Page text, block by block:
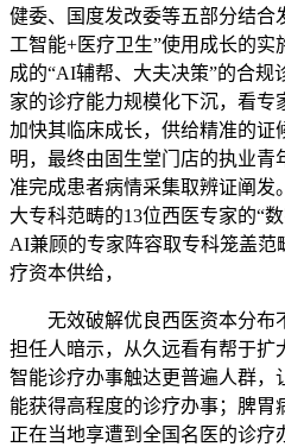
健委、国度发改委等五部分结合
工智能+医疗卫生”使用成长的
成的“AI辅帮、大夫决策”的合规
家的诊疗能力规模化下沉，看专
加快其临床成长，供给精准的证
明，最终由固生堂门店的执业
准完成患者病情采集取辨证阐发
大专科范畴的13位西医专家的“
AI兼顾的专家阵容取专科笼盖范
疗资本供给，
无效破解优良西医资本分布
担任人暗示，从久远看有帮于扩
智能诊疗办事触达更普遍人群，
能获得高程度的诊疗办事；脾
正在当地享遭到全国名医的诊